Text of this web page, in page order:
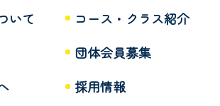
いて
コース・クラス紹介
団体会員募集
採用情報